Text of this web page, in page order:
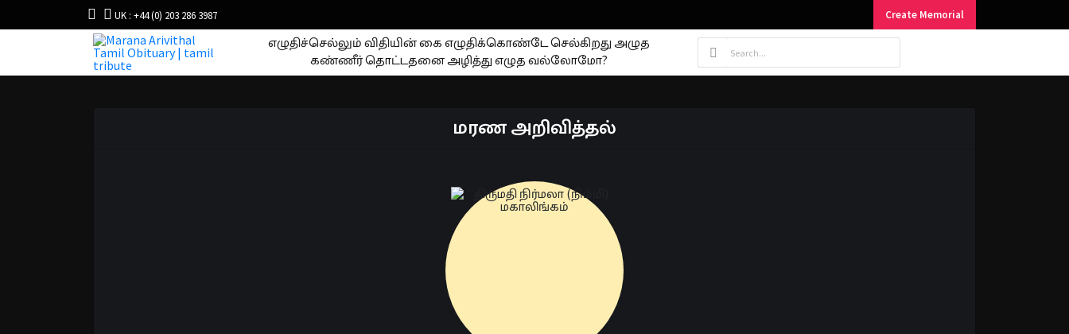
UK : +44 (0) 203 286 3987 Create Memorial
எழுதிச்செல்லும் விதியின் கை எழுதிக்கொண்டே செல்கிறது அழுத
கண்ணீர் தொட்டதனை அழித்து எழுத வல்லோமோ?
மரண அறிவித்தல்